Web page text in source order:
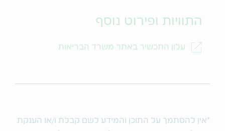
התוויות ופירוט נוסף
עלון התכשיר באתר משרד הבריאות
*אין להסתמך על התוכן והמידע לשם קבלת ו/או הענקת